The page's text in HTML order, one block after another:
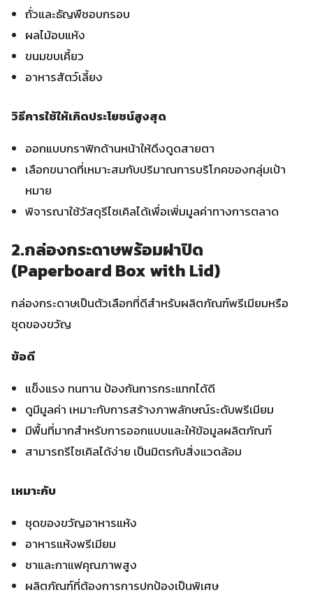
ถั่วและธัญพืชอบกรอบ
ผลไม้อบแห้ง
ขนมขบเคี้ยว
อาหารสัตว์เลี้ยง
วิธีการใช้ให้เกิดประโยชน์สูงสุด
ออกแบบกราฟิกด้านหน้าให้ดึงดูดสายตา
เลือกขนาดที่เหมาะสมกับปริมาณการบริโภคของกลุ่มเป้า
หมาย
พิจารณาใช้วัสดุรีไซเคิลได้เพื่อเพิ่มมูลค่าทางการตลาด
2.กล่องกระดาษพร้อมฝาปิด
(Paperboard Box with Lid)
กล่องกระดาษเป็นตัวเลือกที่ดีสำหรับผลิตภัณฑ์พรีเมียมหรือ
ชุดของขวัญ
ข้อดี
แข็งแรง ทนทาน ป้องกันการกระแทกได้ดี
ดูมีมูลค่า เหมาะกับการสร้างภาพลักษณ์ระดับพรีเมียม
มีพื้นที่มากสำหรับการออกแบบและให้ข้อมูลผลิตภัณฑ์
สามารถรีไซเคิลได้ง่าย เป็นมิตรกับสิ่งแวดล้อม
เหมาะกับ
ชุดของขวัญอาหารแห้ง
อาหารแห้งพรีเมียม
ชาและกาแฟคุณภาพสูง
ผลิตภัณฑ์ที่ต้องการการปกป้องเป็นพิเศษ